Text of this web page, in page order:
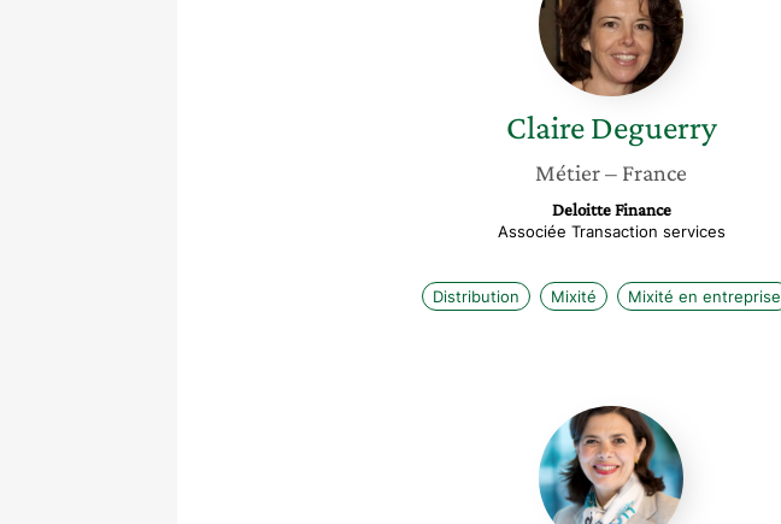
Claire Deguerry
Métier– France
Deloitte Finance
Associée Transaction services
Distribution Mixité Mixité en entreprise
Sophie
Javary